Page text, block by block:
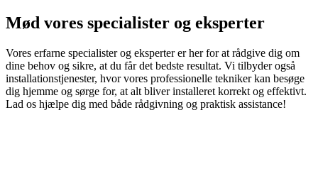
Mød vores specialister og eksperter
Vores erfarne specialister og eksperter er her for at rådgive dig om
dine behov og sikre, at du får det bedste resultat. Vi tilbyder også
installationstjenester, hvor vores professionelle tekniker kan besøge
dig hjemme og sørge for, at alt bliver installeret korrekt og effektivt.
Lad os hjælpe dig med både rådgivning og praktisk assistance!